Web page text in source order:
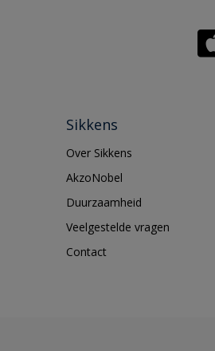
Sikkens
Over Sikkens
AkzoNobel
Duurzaamheid
Veelgestelde vragen
Contact